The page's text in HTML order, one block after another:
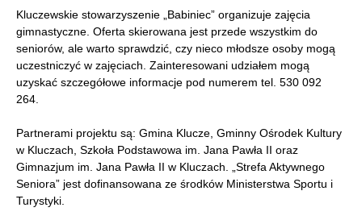
Kluczewskie stowarzyszenie „Babiniec” organizuje zajęcia
gimnastyczne. Oferta skierowana jest przede wszystkim do
seniorów, ale warto sprawdzić, czy nieco młodsze osoby mogą
uczestniczyć w zajęciach. Zainteresowani udziałem mogą
uzyskać szczegółowe informacje pod numerem tel. 530 092
264.
Partnerami projektu są: Gmina Klucze, Gminny Ośrodek Kultury
w Kluczach, Szkoła Podstawowa im. Jana Pawła II oraz
Gimnazjum im. Jana Pawła II w Kluczach. „Strefa Aktywnego
Seniora” jest dofinansowana ze środków Ministerstwa Sportu i
Turystyki.